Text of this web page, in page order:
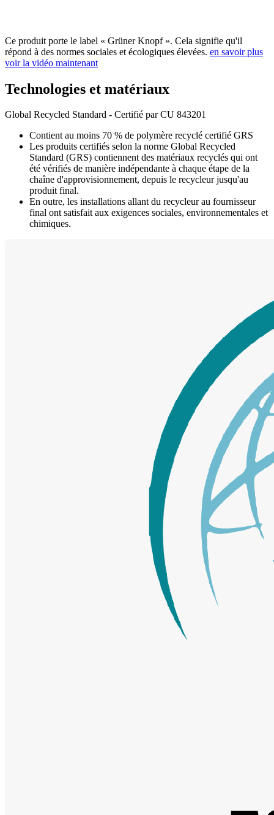
Ce produit porte le label « Grüner Knopf ». Cela signifie qu'il
répond à des normes sociales et écologiques élevées. en savoir plus
voir la vidéo maintenant
Technologies et matériaux
Global Recycled Standard - Certifié par CU 843201
Contient au moins 70 % de polymère recyclé certifié GRS
Les produits certifiés selon la norme Global Recycled
Standard (GRS) contiennent des matériaux recyclés qui ont
été vérifiés de manière indépendante à chaque étape de la
chaîne d'approvisionnement, depuis le recycleur jusqu'au
produit final.
En outre, les installations allant du recycleur au fournisseur
final ont satisfait aux exigences sociales, environnementales et
chimiques.